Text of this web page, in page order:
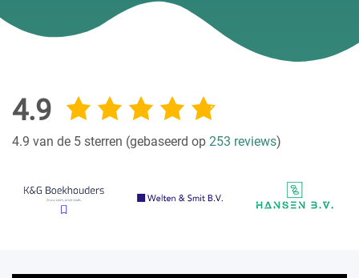
4.9
4.9 van de 5 sterren (gebaseerd op 253 reviews)